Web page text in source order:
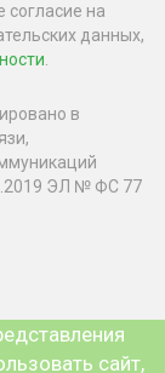
согласие на
данных,
.
в
ЭЛ № ФС 77
сайт,